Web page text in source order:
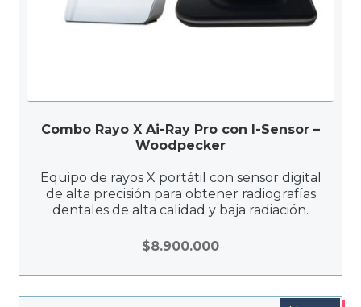
Combo Rayo X Ai-Ray Pro con I-Sensor –
Woodpecker
Equipo de rayos X portátil con sensor digital
de alta precisión para obtener radiografías
dentales de alta calidad y baja radiación.
$8.900.000